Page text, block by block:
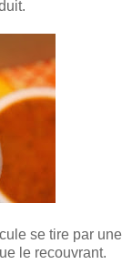
se tire par une
le recouvrant.